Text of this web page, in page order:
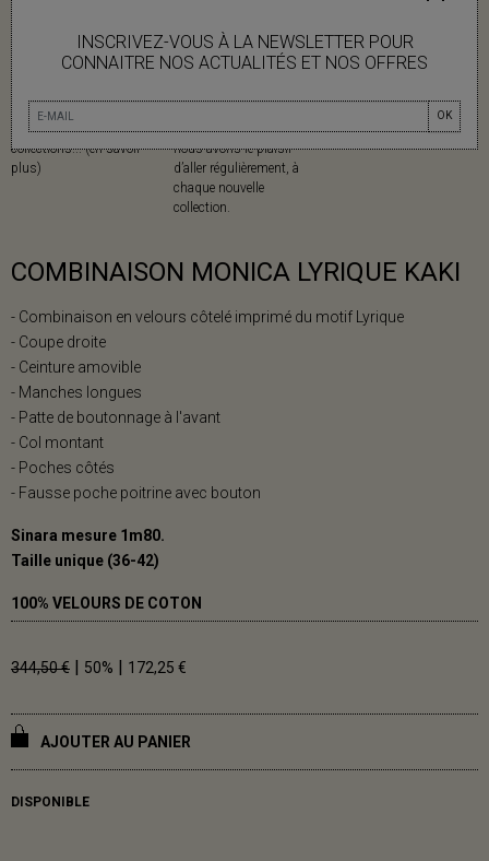
INSCRIVEZ-VOUS À LA NEWSLETTER POUR
CONNAITRE NOS ACTUALITÉS ET NOS OFFRES
OK
MATIÈRES
Mapoésie privilégie les
matières naturelles dans
l’ensemble de ses
collections... (en savoir
plus)
MADE IN
indiens, dans lesquels
nous avons le plaisir
d’aller régulièrement, à
chaque nouvelle
collection.
COMBINAISON MONICA LYRIQUE KAKI
- Combinaison en velours côtelé imprimé du motif Lyrique
- Coupe droite
- Ceinture amovible
- Manches longues
- Patte de boutonnage à l'avant
- Col montant
- Poches côtés
- Fausse poche poitrine avec bouton
Sinara mesure 1m80.
Taille unique (36-42)
100% VELOURS DE COTON
344,50 € 50% 172,25 €
AJOUTER AU PANIER
DISPONIBLE